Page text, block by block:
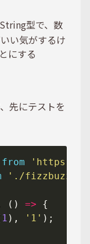
型で、数
い気がするけ
にする
先にテストを
from
'https://
'./
() =>
1 ), '1'